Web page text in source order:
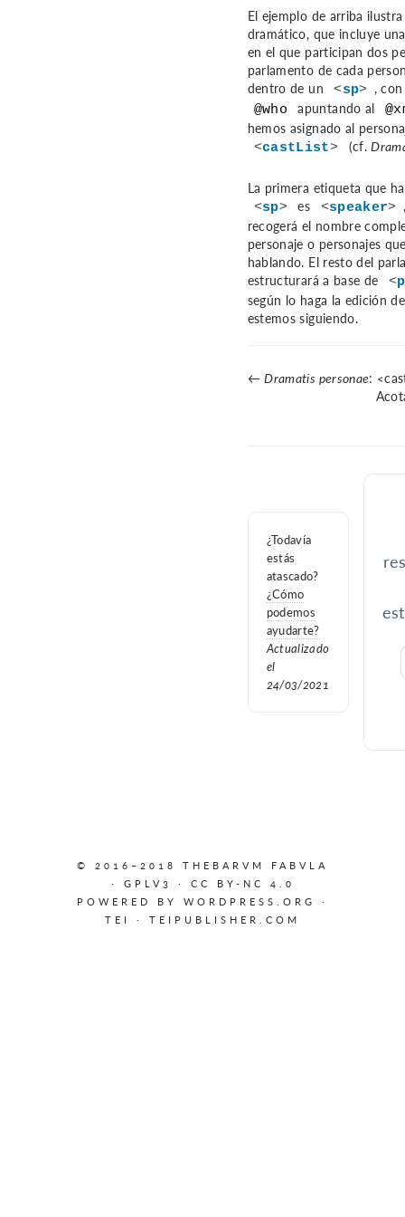
El ejemplo de arriba
dramático, que incluye
en el que participan dos
parlamento de cada
dentro de un
<sp> ,
@who apuntando al
hemos asignado al
<castList> (cf.
La primera etiqueta que
<sp> es <speaker>
recogerá el nombre
personaje o personajes
hablando. El resto del
estructurará a base de
<p
según lo haga la edición
estemos siguiendo.
←Dramatis personae:
¿Todavía
estás
atascado?
¿Cómo
podemos
ayudarte?
Actualizado
el
24/03/2021
© 2016–2018 THEBARVM FABVLA
· GPLV3 · CC BY-NC 4.0
POWERED BY WORDPRESS.ORG
·
TEI
· TEIPUBLISHER.COM